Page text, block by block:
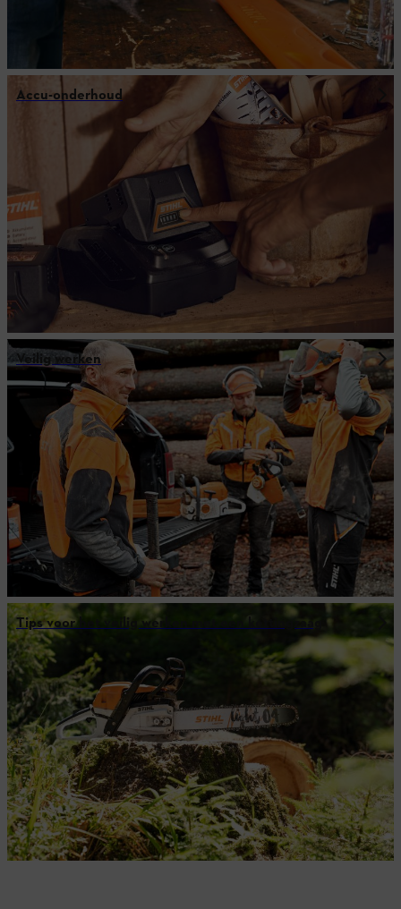
Accu-onderhoud
Veilig werken
Tips voor het veilig werken met een kettingzaag
Alles over het onderhoud van tuinen